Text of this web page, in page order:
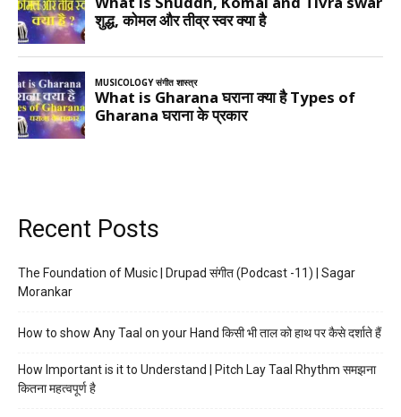
Recent Posts
The Foundation of Music | Drupad संगीत (Podcast -11) | Sagar
Morankar
How to show Any Taal on your Hand किसी भी ताल को हाथ पर कैसे दर्शाते हैं
How Important is it to Understand | Pitch Lay Taal Rhythm समझना
कितना महत्वपूर्ण है